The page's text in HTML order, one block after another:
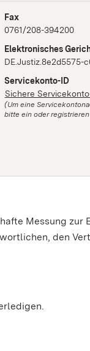
Fax
0761/208-394200
Elektronisches
DE.Justiz.8e2d5575-
Servicekonto-ID
Sichere
(Um eine
bitte ein oder
Messung zur
den